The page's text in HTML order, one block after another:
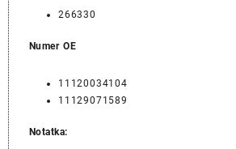
266330
Numer OE
11120034104
11129071589
Notatka: